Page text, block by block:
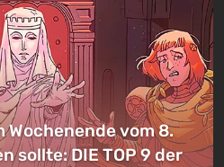
Wochenende vom 8.
sollte: DIE TOP 9 der